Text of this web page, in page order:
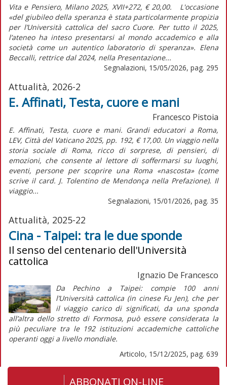
Vita e Pensiero, Milano 2025, XVII+272, € 20,00. L'occasione
«del giubileo della speranza è stata particolarmente propizia
per l’Università cattolica del sacro Cuore. Per tutto il 2025,
l’ateneo ha inteso presentarsi al mondo accademico e alla
società come un autentico laboratorio di speranza». Elena
Beccalli, rettrice dal 2024, nella Presentazione...
Segnalazioni, 15/05/2026, pag. 295
Attualità, 2026-2
E. Affinati, Testa, cuore e mani
Francesco Pistoia
E. Affinati, Testa, cuore e mani. Grandi educatori a Roma,
LEV, Città del Vaticano 2025, pp. 192, € 17,00. Un viaggio nella
storia sociale di Roma, ricco di sorprese, di pensieri, di
emozioni, che consente al lettore di soffermarsi su luoghi,
eventi, persone per scoprire una Roma «nascosta» (come
scrive il card. J. Tolentino de Mendonça nella Prefazione). Il
viaggio...
Segnalazioni, 15/01/2026, pag. 35
Attualità, 2025-22
Cina - Taipei: tra le due sponde
Il senso del centenario dell'Università
cattolica
Ignazio De Francesco
Da Pechino a Taipei: compie 100 anni
l’Università cattolica (in cinese Fu Jen), che per
il viaggiocarico di significati, da una sponda
all’altra dello stretto di Formosa, può essere considerata la
più peculiare tra le 192 istituzioni accademiche cattoliche
operanti oggi a livello mondiale.
Articolo, 15/12/2025, pag. 639
ABBONATI ON-LINE